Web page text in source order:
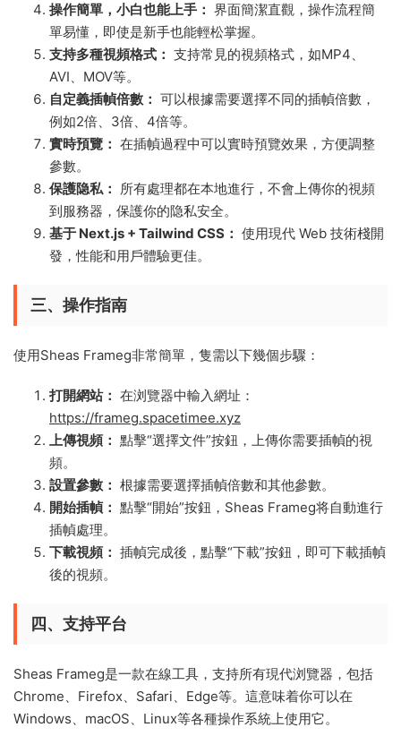
操作簡單，小白也能上手： 界面簡潔直觀，操作流程簡
單易懂，即使是新手也能輕松掌握。
支持多種視頻格式： 支持常見的視頻格式，如MP4、
AVI、MOV等。
自定義插幀倍數： 可以根據需要選擇不同的插幀倍數，
例如2倍、3倍、4倍等。
實時預覽： 在插幀過程中可以實時預覽效果，方便調整
參數。
保護隐私： 所有處理都在本地進行，不會上傳你的視頻
到服務器，保護你的隐私安全。
基于 Next.js + Tailwind CSS： 使用現代 Web 技術棧開
發，性能和用戶體驗更佳。
三、操作指南
使用Sheas Frameg非常簡單，隻需以下幾個步驟：
打開網站： 在浏覽器中輸入網址：
https://frameg.spacetimee.xyz
上傳視頻： 點擊“選擇文件”按鈕，上傳你需要插幀的視
頻。
設置參數： 根據需要選擇插幀倍數和其他參數。
開始插幀： 點擊“開始”按鈕，Sheas Frameg将自動進行
插幀處理。
下載視頻： 插幀完成後，點擊“下載”按鈕，即可下載插幀
後的視頻。
四、支持平台
Sheas Frameg是一款在線工具，支持所有現代浏覽器，包括
Chrome、Firefox、Safari、Edge等。這意味着你可以在
Windows、macOS、Linux等各種操作系統上使用它。